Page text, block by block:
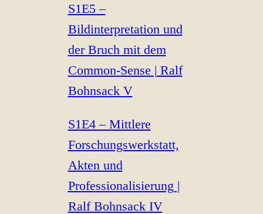
S1E5 –
Bildinterpretation und
der Bruch mit dem
Common-Sense | Ralf
Bohnsack V
S1E4 – Mittlere
Forschungswerkstatt,
Akten und
Professionalisierung |
Ralf Bohnsack IV